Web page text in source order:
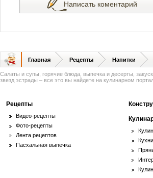
Написать коментарий
Главная Рецепты Напитки
Салаты и супы, горячие блюда, выпечка и десерты,
звезд эстрады – все это вы найдете на кулинарном
Рецепты
Видео-рецепты
Фото-рецепты
Лента рецептов
Пасхальная выпечка